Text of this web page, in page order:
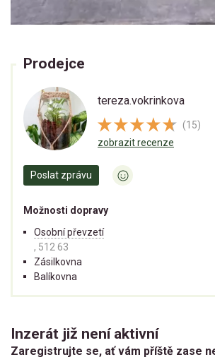
Prodejce
tereza.vokrinkova
(15)
zobrazit recenze
Poslat zprávu
Možnosti dopravy
Osobní převzetí
, 512 63
Zásilkovna
Balíkovna
Inzerát již není aktivní
Zaregistrujte se, ať vám příště zase